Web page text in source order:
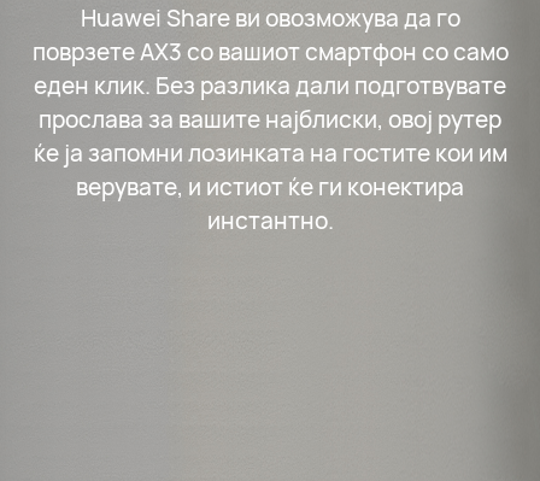
Huawei Share ви овозможува да го
поврзете AX3 со вашиот смартфон со само
еден клик. Без разлика дали подготвувате
прослава за вашите најблиски, овој рутер
ќе ја запомни лозинката на гостите кои им
верувате, и истиот ќе ги конектира
инстантно.